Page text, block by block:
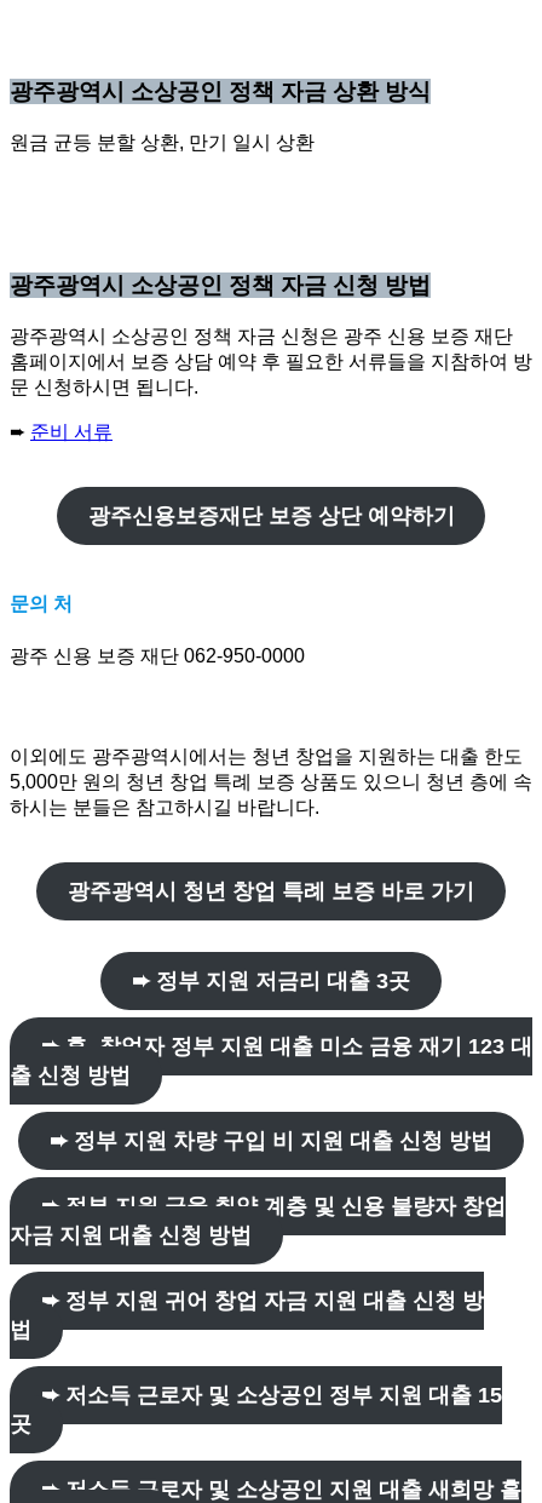
광주광역시 소상공인 정책 자금 상환 방식
원금 균등 분할 상환, 만기 일시 상환
광주광역시 소상공인 정책 자금 신청 방법
광주광역시 소상공인 정책 자금 신청은 광주 신용 보증 재단
홈페이지에서 보증 상담 예약 후 필요한 서류들을 지참하여 방
문 신청하시면 됩니다.
➨ 준비 서류
광주신용보증재단 보증 상단 예약하기
문의 처
광주 신용 보증 재단 062-950-0000
이외에도 광주광역시에서는 청년 창업을 지원하는 대출 한도
5,000만 원의 청년 창업 특례 보증 상품도 있으니 청년 층에 속
하시는 분들은 참고하시길 바랍니다.
광주광역시 청년 창업 특례 보증 바로 가기
➨ 정부 지원 저금리 대출 3곳
➨ 휴, 창업자 정부 지원 대출 미소 금융 재기 123 대
출 신청 방법
➨ 정부 지원 차량 구입 비 지원 대출 신청 방법
➨ 정부 지원 금융 취약 계층 및 신용 불량자 창업
자금 지원 대출 신청 방법
➨ 정부 지원 귀어 창업 자금 지원 대출 신청 방
법
➨ 저소득 근로자 및 소상공인 정부 지원 대출 15
곳
➨ 저소득 근로자 및 소상공인 지원 대출 새희망 홀